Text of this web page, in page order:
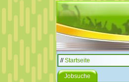
//Startseite
Jobsuche